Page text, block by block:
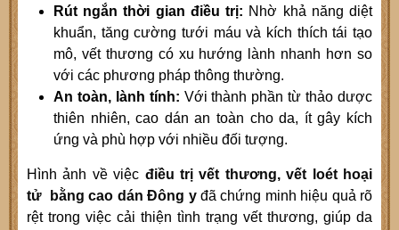
Rút ngắn thời gian điều trị: Nhờ khả năng diệt
khuẩn, tăng cường tưới máu và kích thích tái tạo
mô, vết thương có xu hướng lành nhanh hơn so
với các phương pháp thông thường.
An toàn, lành tính: Với thành phần từ thảo dược
thiên nhiên, cao dán an toàn cho da, ít gây kích
ứng và phù hợp với nhiều đối tượng.
Hình ảnh về việc điều trị vết thương, vết loét hoại
tử bằng cao dán Đông yđã chứng minh hiệu quả rõ
rệt trong việc cải thiện tình trạng vết thương, giúp da